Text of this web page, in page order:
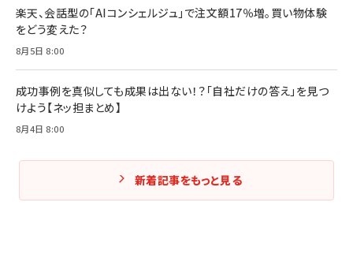
楽天、会話型の「AIコンシェルジュ」で注文額17％増。買い物体験
をどう変えた？
8月5日 8:00
成功事例を真似しても成果は出ない！？「自社だけの答え」を見つ
けよう【ネッ担まとめ】
8月4日 8:00
新着記事をもっと見る